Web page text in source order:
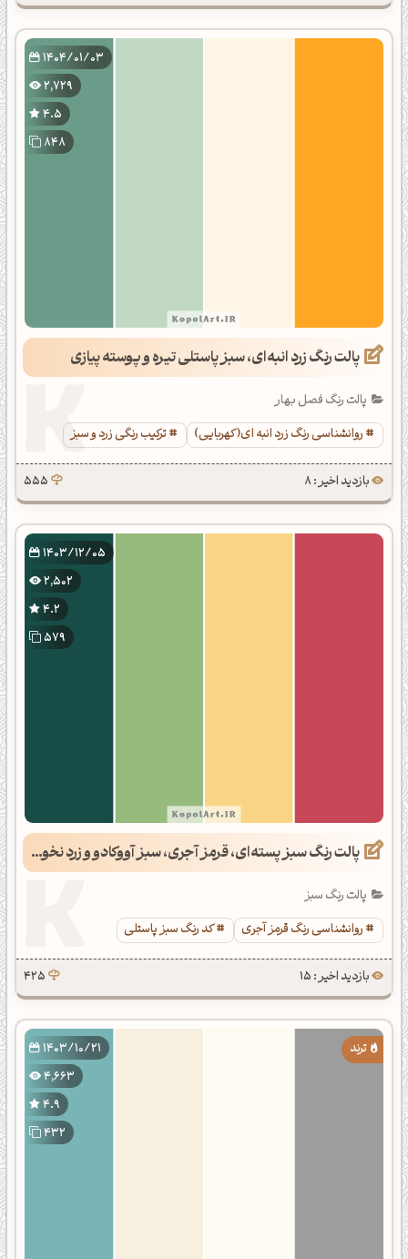
1404/01/03
2,729
4.5
848
پالت رنگ زرد انبه‌ای، سبز پاستلی تیره و پوسته پیازی
پالت رنگ فصل بهار
روانشناسی رنگ زرد انبه ای(کهربایی)
ترکیب رنگی زرد و سبز
بازدید اخیر : 8 555
1403/12/05
2,502
4.2
579
پالت رنگ سبز پسته‌ای، قرمز آجری، سبز آووکادو و زرد نخودی
پالت رنگ سبز
روانشناسی رنگ قرمز آجری
کد رنگ سبز پاستلی
بازدید اخیر : 15 425
1403/10/21
4,663
4.9
432